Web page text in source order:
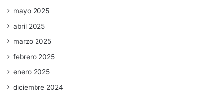
mayo 2025
abril 2025
marzo 2025
febrero 2025
enero 2025
diciembre 2024